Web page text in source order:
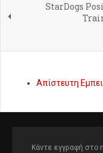
StarDogs
Απίστευτη
Κάντε εγγραφή στο